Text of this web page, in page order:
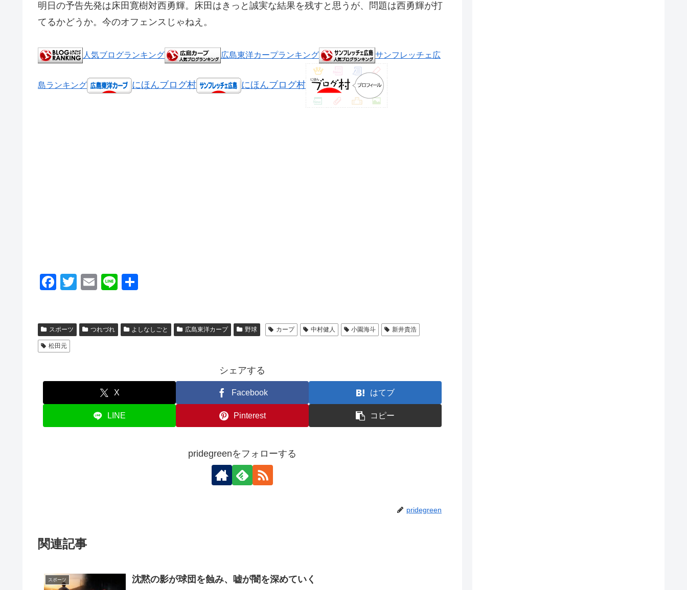
明日の予告先発は床田寛樹対西勇輝。床田はきっと誠実な結果を残すと思うが、問題は西勇輝が打
てるかどうか。今のオフェンスじゃねえ。
人気ブログランキング 広島東洋カープランキング サンフレッチェ広
島ランキング にほんブログ村 にほんブログ村
F
e
b
o
T
er
E
Li
スポーツ つれづれ よしなしごと 広島東洋カープ 野球 カープ 中村健人 小園海斗 新井貴浩
松田元
シェアする
X Facebook はてブ
LINE Pinterest コピー
pridegreenをフォローする
pridegreen
関連記事
スポーツ 沈黙の影が球団を蝕み、嘘が闇を深めていく